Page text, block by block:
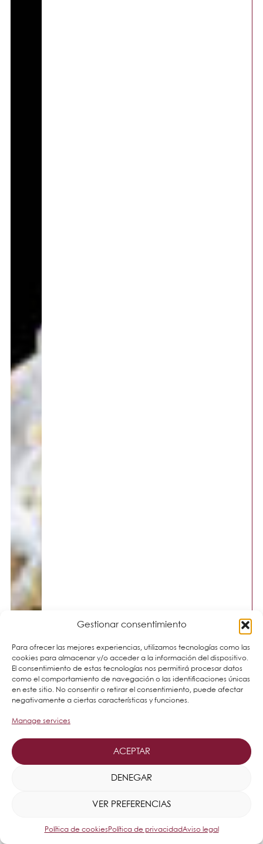
Gestionar consentimiento
Para ofrecer las mejores experiencias, utilizamos tecnologías como las
cookies para almacenar y/o acceder a la información del dispositivo.
El consentimiento de estas tecnologías nos permitirá procesar datos
como el comportamiento de navegación o las identificaciones únicas
en este sitio. No consentir o retirar el consentimiento, puede afectar
negativamente a ciertas características y funciones.
Manage services
ACEPTAR
DENEGAR
VER PREFERENCIAS
Política de cookiesPolítica de privacidadAviso legal